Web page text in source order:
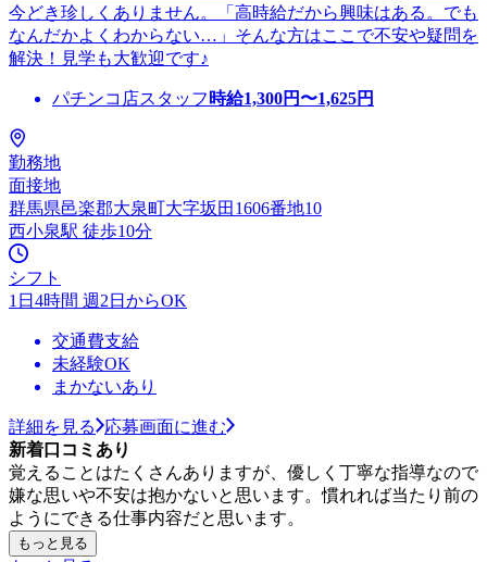
今どき珍しくありません。「高時給だから興味はある。でも
なんだかよくわからない…」そんな方はここで不安や疑問を
解決！見学も大歓迎です♪
パチンコ店スタッフ 時給1,300円〜1,625円
勤務地
面接地
群馬県邑楽郡大泉町大字坂田1606番地10
西小泉駅 徒歩10分
シフト
1日4時間 週2日からOK
交通費支給
未経験OK
まかないあり
詳細を見る
応募画面に進む
新着口コミあり
覚えることはたくさんありますが、優しく丁寧な指導なので
嫌な思いや不安は抱かないと思います。慣れれば当たり前の
ようにできる仕事内容だと思います。
もっと見る